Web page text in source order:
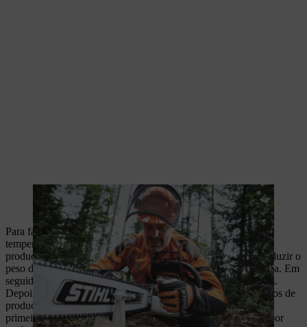
As guias com cabeça da STIHL são ideais para o trabalho
profissional na floresta.
Para fabricar uma guia estrutura leve, a peça em bruto de aço
temperado é fresada em determinados pontos num passo de
produção a montante, antes do corte-soldadura a laser, para reduzir o
peso da guia em cerca de um terço do peso de uma guia maciça. Em
seguida, é soldada uma tampa para cobrir as aberturas fresadas.
Depois, o corpo da guia com cabeça passa pelos mesmos passos de
produção que uma guia aço endurecido, ou seja, é temperado
primeiro, cortado a laser e, no final, recebe a ranhura de guia por